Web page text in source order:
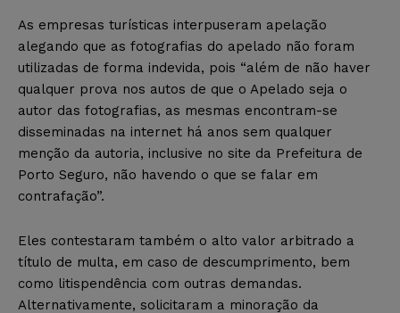
As empresas turísticas interpuseram apelação
alegando que as fotografias do apelado não foram
utilizadas de forma indevida, pois “além de não haver
qualquer prova nos autos de que o Apelado seja o
autor das fotografias, as mesmas encontram-se
disseminadas na internet há anos sem qualquer
menção da autoria, inclusive no site da Prefeitura de
Porto Seguro, não havendo o que se falar em
contrafação”.
Eles contestaram também o alto valor arbitrado a
título de multa, em caso de descumprimento, bem
como litispendência com outras demandas.
Alternativamente, solicitaram a minoração da